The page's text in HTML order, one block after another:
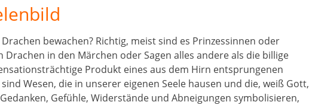
bewachen? Richtig, meist sind es Prinzessinnen oder
Drachen in den Märchen oder Sagen alles andere als die billige
Produkt eines aus dem Hirn entsprungenen
Wesen, die in unserer eigenen Seele hausen und die, weiß Gott,
Gefühle, Widerstände und Abneigungen symbolisieren,